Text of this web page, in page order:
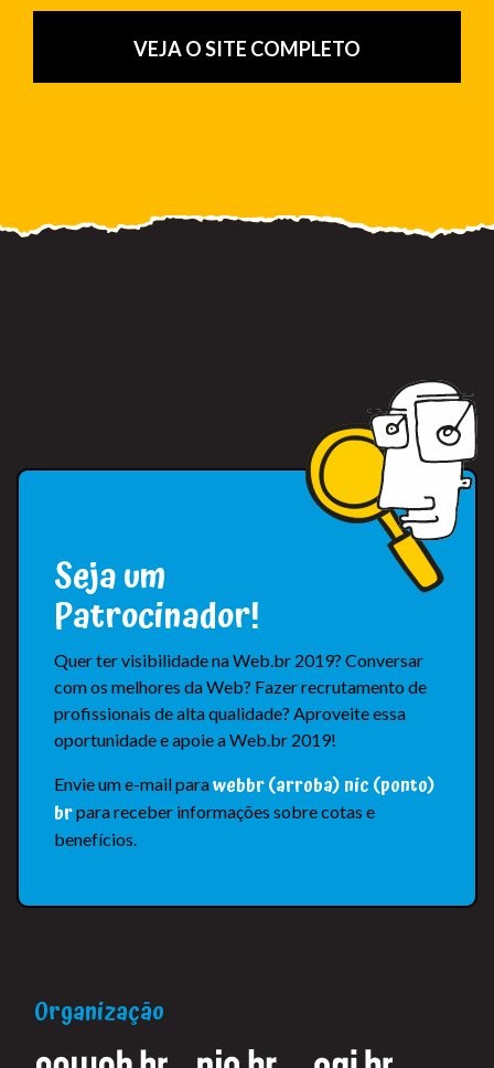
VEJA O SITE COMPLETO
Seja um
Patrocinador!
Quer ter visibilidade na Web.br 2019? Conversar
com os melhores da Web? Fazer recrutamento de
profissionais de alta qualidade? Aproveite essa
oportunidade e apoie a Web.br 2019!
Envie um e-mail parawebbr (arroba) nic (ponto)
brpara receber informações sobre cotas e
benefícios.
Organização